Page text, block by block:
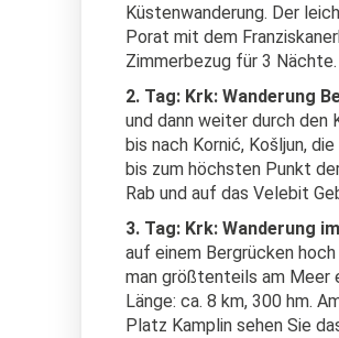
Küstenwanderung. Der
Porat mit dem
Zimmerbezug für 3 Nächte.
2. Tag: Krk: Wanderung
und dann weiter durch den
bis nach Kornić, Košljun,
bis zum höchsten Punkt
Rab und auf das Velebit
3. Tag: Krk: Wanderung
auf einem Bergrücken
man größtenteils am Meer
Länge: ca. 8 km, 300 hm.
Platz Kamplin sehen Sie